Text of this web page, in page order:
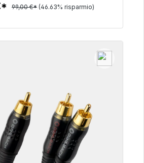
99,00 €* (46.63% risparmio)